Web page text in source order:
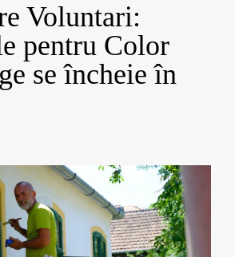
Voluntari:
pentru Color
se încheie în